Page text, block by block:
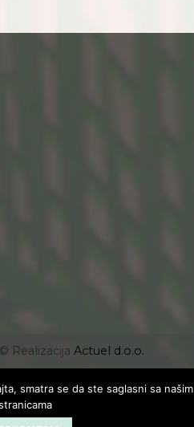
Realizacija Actuel d.o.o.
smatra se da ste saglasni sa